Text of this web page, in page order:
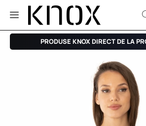
PRODUSE KNOX DIRECT DE LA